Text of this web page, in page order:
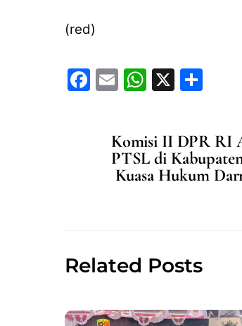
(red)
F
E
l
W
s
A
X
e
Komisi II DPR RI
PTSL di
Kuasa Hukum
Related Posts